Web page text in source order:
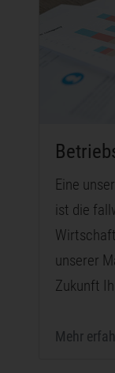
Eine
ist die
unserer
Zukunft
Mehr